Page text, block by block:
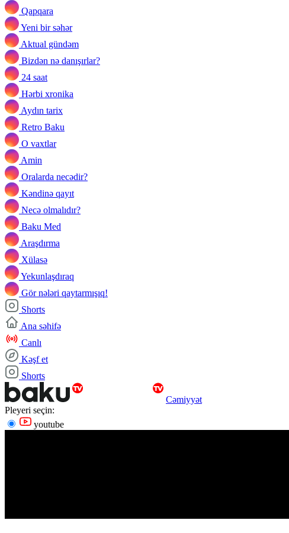
Qapqara
Yeni bir səhər
Aktual gündəm
Bizdən nə danışırlar?
24 saat
Hərbi xronika
Aydın tarix
Retro Baku
O vaxtlar
Amin
Oralarda necədir?
Kəndinə qayıt
Necə olmalıdır?
Baku Med
Araşdırma
Xülasə
Yekunlaşdıraq
Gör nələri qaytarmışıq!
Shorts
Ana səhifə
Canlı
Kəşf et
Shorts
Cəmiyyət
Pleyeri seçin:
youtube